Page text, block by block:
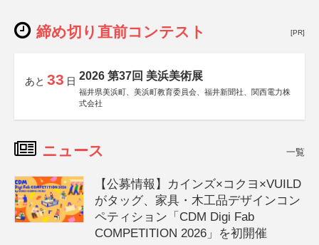
締め切り直前コンテスト [PR]
あと 33 日 2026 第37回 美浜美術展
福井県美浜町、美浜町教育委員会、福井新聞社、関西電力株
式会社
ニュース 一覧
【公募情報】カインズ×コクヨ×VUILD
がタッグ、家具・木工品デザインコン
ペティション「CDM Digi Fab
COMPETITION 2026」を初開催